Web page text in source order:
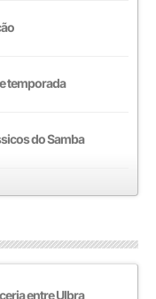
temporada
do Samba
entre Ulbra